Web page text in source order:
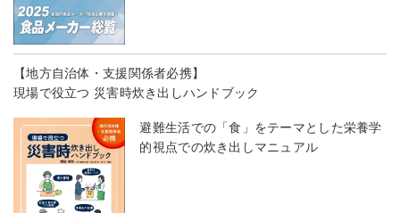
【地方自治体・支援関係者必携】
現場で役立つ 災害時炊き出しハンドブック
避難生活での「食」をテーマとした栄養学
的視点での炊き出しマニュアル